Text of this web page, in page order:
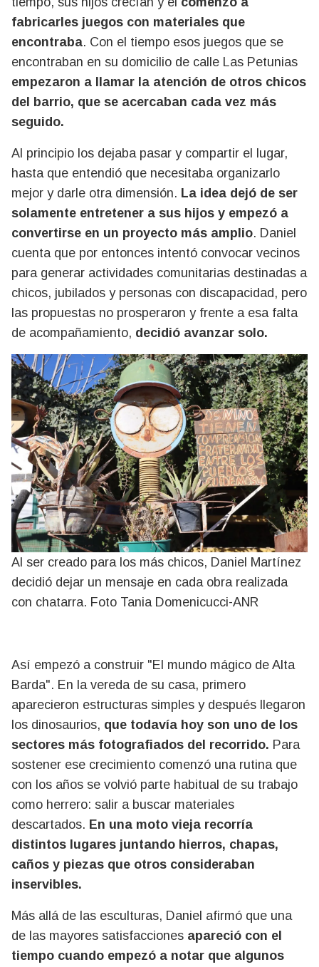
fabricarles juegos con materiales que
encontraba. Con el tiempo esos juegos que se
encontraban en su domicilio de calle Las Petunias
empezaron a llamar la atención de otros chicos
del barrio, que se acercaban cada vez más
seguido.
Al principio los dejaba pasar y compartir el lugar,
hasta que entendió que necesitaba organizarlo
mejor y darle otra dimensión. La idea dejó de ser
solamente entretener a sus hijos y empezó a
convertirse en un proyecto más amplio. Daniel
cuenta que por entonces intentó convocar vecinos
para generar actividades comunitarias destinadas a
chicos, jubilados y personas con discapacidad, pero
las propuestas no prosperaron y frente a esa falta
de acompañamiento, decidió avanzar solo.
Al ser creado para los más chicos, Daniel Martínez
decidió dejar un mensaje en cada obra realizada
con chatarra. Foto Tania Domenicucci-ANR
Así empezó a construir "El mundo mágico de Alta
Barda". En la vereda de su casa, primero
aparecieron estructuras simples y después llegaron
los dinosaurios, que todavía hoy son uno de los
sectores más fotografiados del recorrido. Para
sostener ese crecimiento comenzó una rutina que
con los años se volvió parte habitual de su trabajo
como herrero: salir a buscar materiales
descartados. En una moto vieja recorría
distintos lugares juntando hierros, chapas,
caños y piezas que otros consideraban
inservibles.
Más allá de las esculturas, Daniel afirmó que una
de las mayores satisfacciones apareció con el
tiempo cuando empezó a notar que algunos